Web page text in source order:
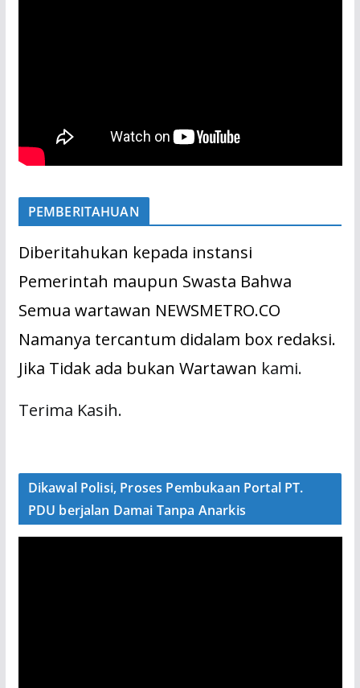
PEMBERITAHUAN
Diberitahukan kepada instansi
Pemerintah maupun Swasta Bahwa
Semua wartawan NEWSMETRO.CO
Namanya tercantum didalam box redaksi.
Jika Tidak ada bukan Wartawan kami.
Terima Kasih.
Dikawal Polisi, Proses Pembukaan Portal PT.
PDU berjalan Damai Tanpa Anarkis